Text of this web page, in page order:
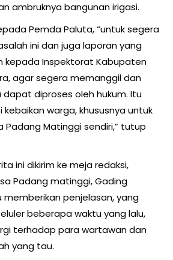
ambruknya bangunan irigasi.
Pemda Paluta, “untuk segera
ini dan juga laporan yang
kepada Inspektorat Kabupaten
agar segera memanggil dan
diproses oleh hukum. Itu
warga, khususnya untuk
Padang Matinggi sendiri,” tutup
ini dikirim ke meja redaksi,
Padang matinggi, Gading
penjelasan, yang
beberapa waktu yang lalu,
terhadap para wartawan dan
yang tau.